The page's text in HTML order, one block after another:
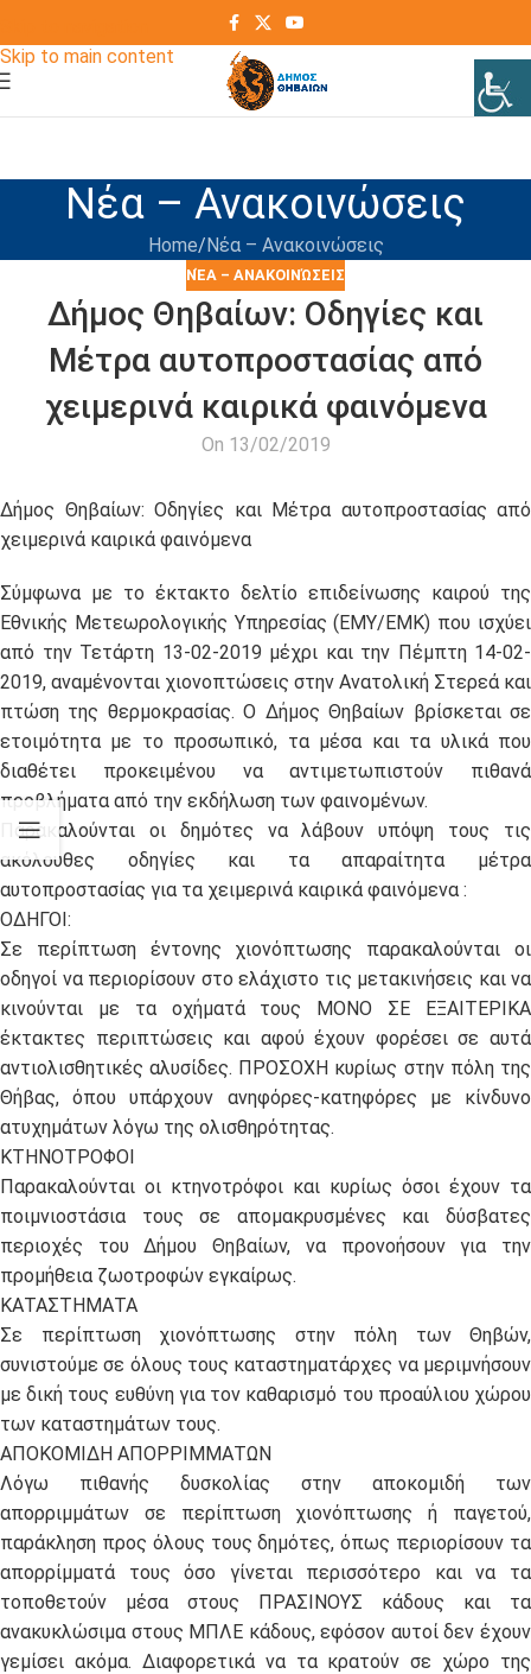
Skip to main content
Νέα – Ανακοινώσεις
Home Νέα – Ανακοινώσεις
ΝΈΑ – ΑΝΑΚΟΙΝΏΣΕΙΣ
Δήμος Θηβαίων: Οδηγίες και
Μέτρα αυτοπροστασίας από
χειμερινά καιρικά φαινόμενα
On 13/02/2019
Δήμος Θηβαίων: Οδηγίες και Μέτρα αυτοπροστασίας από
χειμερινά καιρικά φαινόμενα
Σύμφωνα με το έκτακτο δελτίο επιδείνωσης καιρού της
Εθνικής Μετεωρολογικής Υπηρεσίας (ΕΜΥ/ΕΜΚ) που ισχύει
από την Τετάρτη 13-02-2019 μέχρι και την Πέμπτη 14-02-
2019, αναμένονται χιονοπτώσεις στην Ανατολική Στερεά και
πτώση της θερμοκρασίας. Ο Δήμος Θηβαίων βρίσκεται σε
ετοιμότητα με το προσωπικό, τα μέσα και τα υλικά που
διαθέτει προκειμένου να αντιμετωπιστούν πιθανά
προβλήματα από την εκδήλωση των φαινομένων.
Παρακαλούνται οι δημότες να λάβουν υπόψη τους τις
ακόλουθες οδηγίες και τα απαραίτητα μέτρα
αυτοπροστασίας για τα χειμερινά καιρικά φαινόμενα :
ΟΔΗΓΟΙ:
Σε περίπτωση έντονης χιονόπτωσης παρακαλούνται οι
οδηγοί να περιορίσουν στο ελάχιστο τις μετακινήσεις και να
κινούνται με τα οχήματά τους ΜΟΝΟ ΣΕ ΕΞΑΙΤΕΡΙΚΑ
έκτακτες περιπτώσεις και αφού έχουν φορέσει σε αυτά
αντιολισθητικές αλυσίδες. ΠΡΟΣΟΧΗ κυρίως στην πόλη της
Θήβας, όπου υπάρχουν ανηφόρες-κατηφόρες με κίνδυνο
ατυχημάτων λόγω της ολισθηρότητας.
ΚΤΗΝΟΤΡΟΦΟΙ
Παρακαλούνται οι κτηνοτρόφοι και κυρίως όσοι έχουν τα
ποιμνιοστάσια τους σε απομακρυσμένες και δύσβατες
περιοχές του Δήμου Θηβαίων, να προνοήσουν για την
προμήθεια ζωοτροφών εγκαίρως.
ΚΑΤΑΣΤΗΜΑΤΑ
Σε περίπτωση χιονόπτωσης στην πόλη των Θηβών,
συνιστούμε σε όλους τους καταστηματάρχες να μεριμνήσουν
με δική τους ευθύνη για τον καθαρισμό του προαύλιου χώρου
των καταστημάτων τους.
ΑΠΟΚΟΜΙΔΗ ΑΠΟΡΡΙΜΜΑΤΩΝ
Λόγω πιθανής δυσκολίας στην αποκομιδή των
απορριμμάτων σε περίπτωση χιονόπτωσης ή παγετού,
παράκληση προς όλους τους δημότες, όπως περιορίσουν τα
απορρίμματά τους όσο γίνεται περισσότερο και να τα
τοποθετούν μέσα στους ΠΡΑΣΙΝΟΥΣ κάδους και τα
ανακυκλώσιμα στους ΜΠΛΕ κάδους, εφόσον αυτοί δεν έχουν
γεμίσει ακόμα. Διαφορετικά να τα κρατούν σε χώρο της